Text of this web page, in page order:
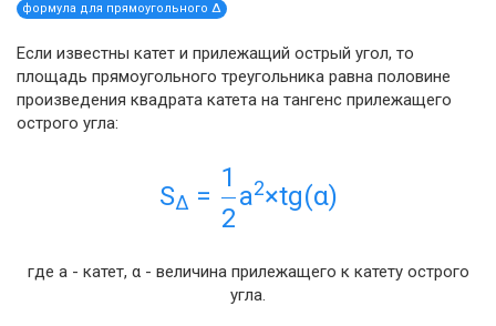
формула для прямоугольного Δ
Если известны катет и прилежащий острый угол, то
площадь прямоугольного треугольника равна половине
произведения квадрата катета на тангенс прилежащего
острого угла:
SΔ =
1
2
a2×tg(α)
где a - катет, α - величина прилежащего к катету острого
угла.